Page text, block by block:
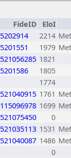
FideID
EloI
5202914 2214
5201551 1979
521056285 1821
5201586
1805
1774
521040915 1761
115096978 1699
521075450
0
521035113 1531
521040087 1486
0